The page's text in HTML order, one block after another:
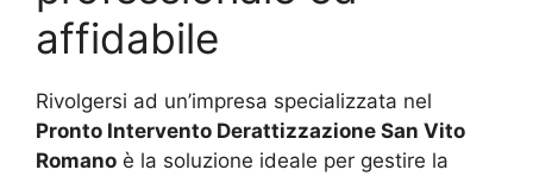
affidabile
Rivolgersi ad un’impresa specializzata nel
Pronto Intervento Derattizzazione San Vito
Romano è la soluzione ideale per gestire la